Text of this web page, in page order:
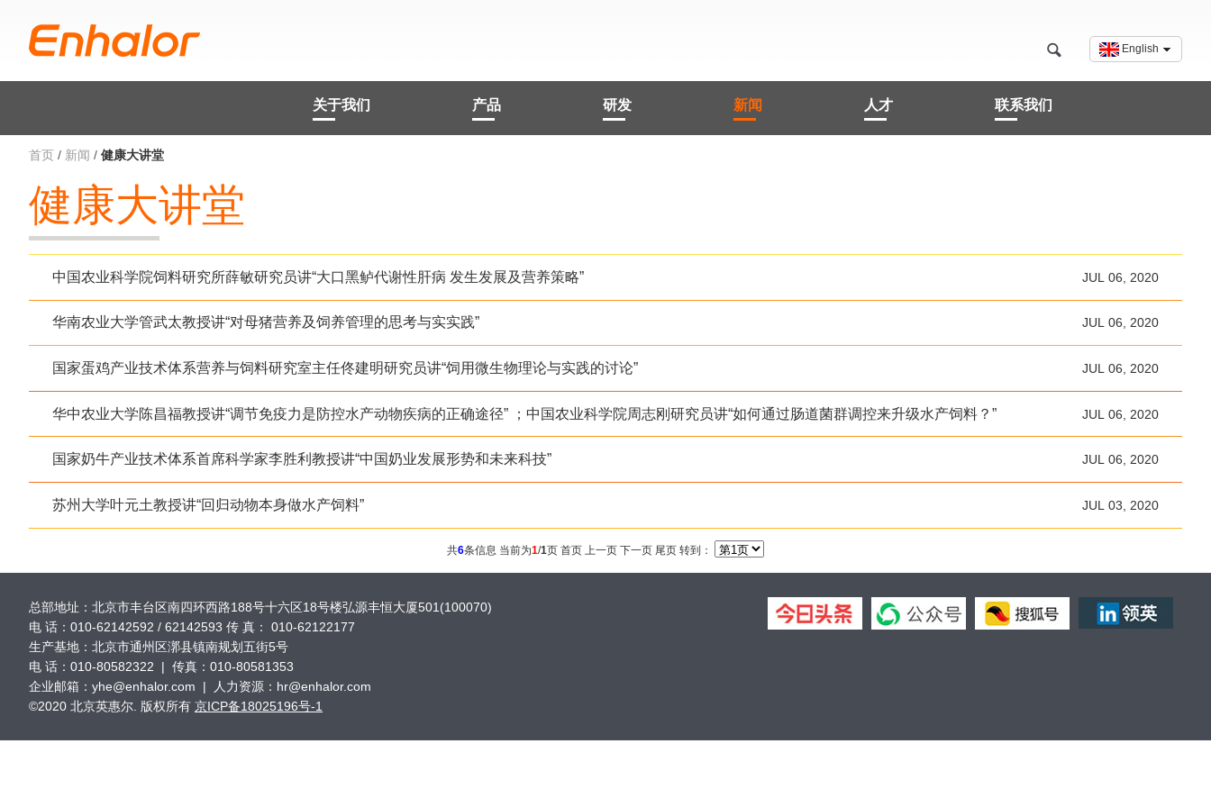
English
关于我们 产品 研发 新闻 人才 联系我们
首页 / 新闻 / 健康大讲堂
健康大讲堂
中国农业科学院饲料研究所薛敏研究员讲“大口黑鲈代谢性肝病 发生发展及营养策略” JUL 06, 2020
华南农业大学管武太教授讲“对母猪营养及饲养管理的思考与实实践” JUL 06, 2020
国家蛋鸡产业技术体系营养与饲料研究室主任佟建明研究员讲“饲用微生物理论与实践的讨论” JUL 06, 2020
华中农业大学陈昌福教授讲“调节免疫力是防控水产动物疾病的正确途径” ；中国农业科学院周志刚研究员讲“如何通过肠道菌群调控来升级水产饲料？” JUL 06, 2020
国家奶牛产业技术体系首席科学家李胜利教授讲“中国奶业发展形势和未来科技” JUL 06, 2020
苏州大学叶元土教授讲“回归动物本身做水产饲料” JUL 03, 2020
共6条信息 当前为1/1页 首页 上一页 下一页 尾页 转到：
总部地址：北京市丰台区南四环西路188号十六区18号楼弘源丰恒大厦501(100070)
电 话：010-62142592 / 62142593 传 真： 010-62122177
生产基地：北京市通州区漷县镇南规划五街5号
电 话：010-80582322 | 传真：010-80581353
企业邮箱：yhe@enhalor.com | 人力资源：hr@enhalor.com
©2020 北京英惠尔. 版权所有 京ICP备18025196号-1